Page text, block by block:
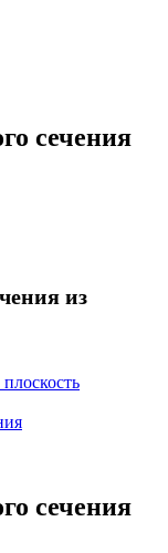
сечения
из
сечения